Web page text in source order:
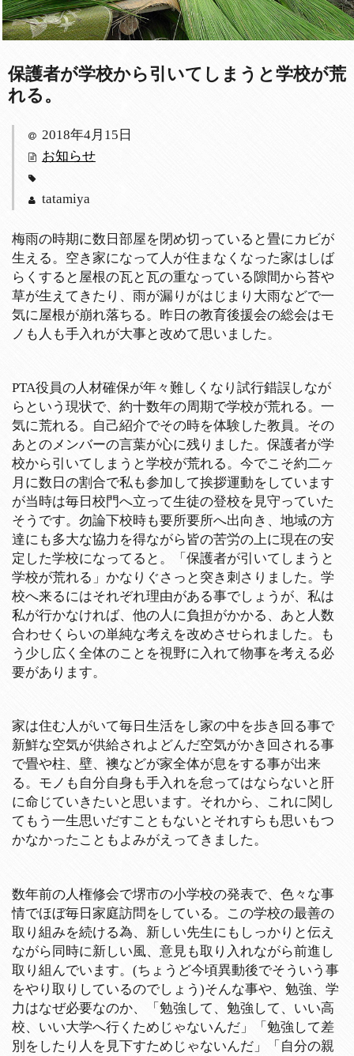
保護者が学校から引いてしまうと学校が荒
れる。
2018年4月15日
お知らせ
tatamiya
梅雨の時期に数日部屋を閉め切っていると畳にカビが
生える。空き家になって人が住まなくなった家はしば
らくすると屋根の瓦と瓦の重なっている隙間から苔や
草が生えてきたり、雨が漏りがはじまり大雨などで一
気に屋根が崩れ落ちる。昨日の教育後援会の総会はモ
ノも人も手入れが大事と改めて思いました。
PTA役員の人材確保が年々難しくなり試行錯誤しなが
らという現状で、約十数年の周期で学校が荒れる。一
気に荒れる。自己紹介でその時を体験した教員。その
あとのメンバーの言葉が心に残りました。保護者が学
校から引いてしまうと学校が荒れる。今でこそ約二ヶ
月に数日の割合で私も参加して挨拶運動をしています
が当時は毎日校門へ立って生徒の登校を見守っていた
そうです。勿論下校時も要所要所へ出向き、地域の方
達にも多大な協力を得ながら皆の苦労の上に現在の安
定した学校になってると。「保護者が引いてしまうと
学校が荒れる」かなりぐさっと突き刺さりました。学
校へ来るにはそれぞれ理由がある事でしょうが、私は
私が行かなければ、他の人に負担がかかる、あと人数
合わせくらいの単純な考えを改めさせられました。も
う少し広く全体のことを視野に入れて物事を考える必
要があります。
家は住む人がいて毎日生活をし家の中を歩き回る事で
新鮮な空気が供給されよどんだ空気がかき回される事
で畳や柱、壁、襖などが家全体が息をする事が出来
る。モノも自分自身も手入れを怠ってはならないと肝
に命じていきたいと思います。それから、これに関し
てもう一生思いだすこともないとそれすらも思いもつ
かなかったこともよみがえってきました。
数年前の人権修会で堺市の小学校の発表で、色々な事
情でほぼ毎日家庭訪問をしている。この学校の最善の
取り組みを続ける為、新しい先生にもしっかりと伝え
ながら同時に新しい風、意見も取り入れながら前進し
取り組んでいます。(ちょうど今頃異動後でそういう事
をやり取りしているのでしょう)そんな事や、勉強、学
力はなぜ必要なのか、「勉強して、勉強して、いい高
校、いい大学へ行くためじゃないんだ」「勉強して差
別をしたり人を見下すためじゃないんだ」「自分の親